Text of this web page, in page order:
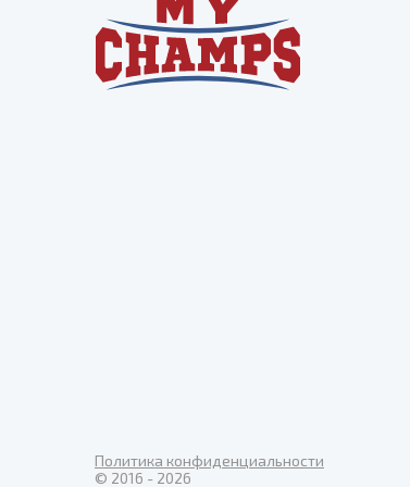
Политика конфиденциальности
© 2016 - 2026